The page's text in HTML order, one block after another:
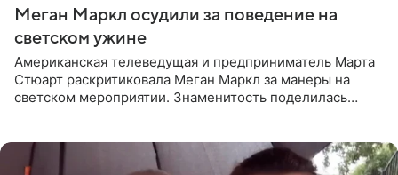
Меган Маркл осудили за поведение на
светском ужине
Американская телеведущая и предприниматель Марта
Стюарт раскритиковала Меган Маркл за манеры на
светском мероприятии. Знаменитость поделилась